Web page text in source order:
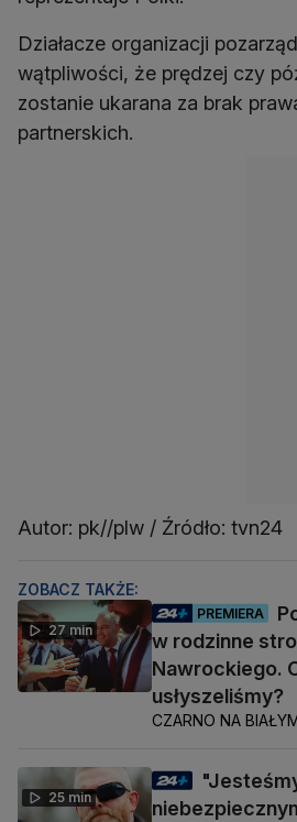
Działacze organizacji
wątpliwości, że prędzej czy
zostanie ukarana za brak
partnerskich.
Autor: pk//plw / Źródło: tvn24
ZOBACZ TAKŻE:
27 min
PREMIERA
w rodzinne
Nawrockiego.
usłyszeliśmy?
CZARNO NA
25 min